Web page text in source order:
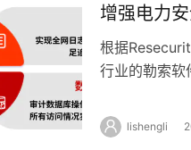
增强电力
根据
行业的勒索软
lishengli